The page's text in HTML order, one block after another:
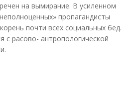
на вымирание. В усиленном
пропагандисты
почти всех социальных бед.
с расово- антропологической